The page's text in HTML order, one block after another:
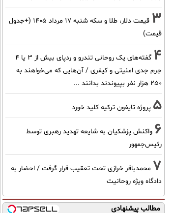
3
قیمت دلار، طلا و سکه شنبه ۱۷ مرداد ۱۴۰۵ (+جدول
قیمت)
4
گفته‌های یک روحانی تندرو و ردپای بیش از ۳ یا ۴
جرم جدی امنیتی و کیفری / آن‌هایی که می‌خواهند به
۲۵۰ هزار نفر بپیوندند بدانند ...
5 پروژه تایفون ترکیه کلید خورد
6 واکنش پزشکیان به شایعه تهدید رهبری توسط
رئیس‌جمهور
7 محمدباقر خرازی تحت تعقیب قرار گرفت / احضار به
دادگاه ویژه روحانیت
مطالب پیشنهادی